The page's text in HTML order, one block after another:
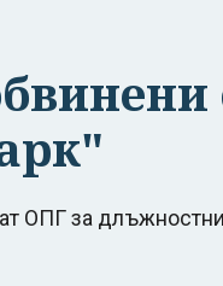
ОПГ за